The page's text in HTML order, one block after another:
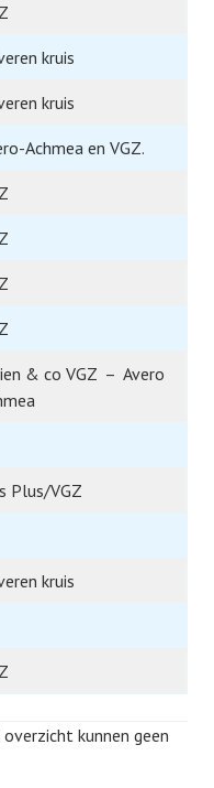
kruis
kruis
Achmea en VGZ.
& co VGZ – Avero
Plus/VGZ
kruis
kunnen geen